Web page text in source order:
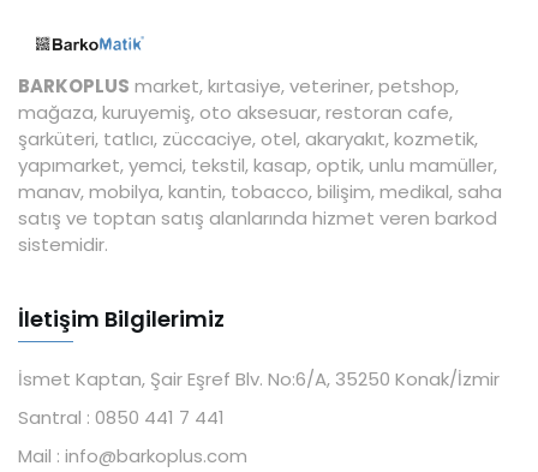
BARKOPLUS market, kırtasiye, veteriner, petshop,
mağaza, kuruyemiş, oto aksesuar, restoran cafe,
şarküteri, tatlıcı, züccaciye, otel, akaryakıt, kozmetik,
yapımarket, yemci, tekstil, kasap, optik, unlu mamüller,
manav, mobilya, kantin, tobacco, bilişim, medikal, saha
satış ve toptan satış alanlarında hizmet veren barkod
sistemidir.
İletişim Bilgilerimiz
İsmet Kaptan, Şair Eşref Blv. No:6/A, 35250 Konak/İzmir
Santral : 0850 441 7 441
Mail : info@barkoplus.com